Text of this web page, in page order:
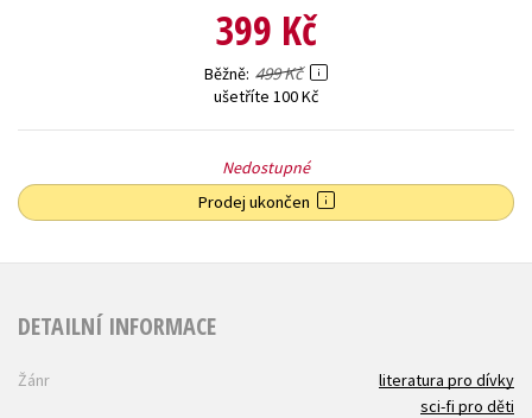
399 Kč
Běžně 499 Kč
ušetříte 100 Kč
Nedostupné
Prodej ukončen
DETAILNÍ INFORMACE
Žánr
literatura pro dívky
sci-fi pro děti